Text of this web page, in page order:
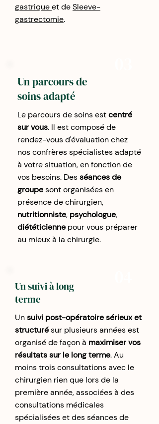
gastriqueet deSleeve-
gastrectomie.
Un parcours de
soins adapté
Le parcours de soins estcentré
sur vous. Il est composé de
rendez-vous d'évaluation chez
nos confrères spécialistes adapté
à votre situation, en fonction de
vos besoins. Desséances de
groupesont organisées en
présence de chirurgien,
nutritionniste, psychologue,
diététicienne pour vous préparer
au mieux à la chirurgie.
Un suivi à long
terme
Unsuivi post-opératoire sérieux et
structurésur plusieurs années est
organisé de façon à maximiser vos
résultats sur le long terme. Au
moins trois consultations avec le
chirurgien rien que lors de la
première année, associées à des
consultations médicales
spécialisées et des séances de